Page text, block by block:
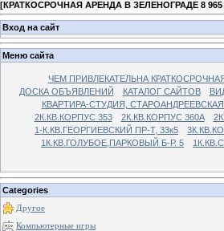
[КРАТКОСРОЧНАЯ АРЕНДА В ЗЕЛЕНОГРАДЕ 8 965
Вход на сайт
Меню сайта
ЧЕМ ПРИВЛЕКАТЕЛЬНА
ДОСКА ОБЪЯВЛЕНИЙ
КАТАЛОГ САЙТОВ
КВАРТИРА-СТУДИЯ, СТАРОАНДРЕЕВСКАЯ
2К.КВ.КОРПУС 353
2К.КВ.КОРПУС 360А
1-К.КВ.ГЕОРГИЕВСКИЙ ПР-Т, 33к5
1К.КВ.ГОЛУБОЕ,ПАРКОВЫЙ Б-Р. 5
Categories
Другое
Компьютерные игры